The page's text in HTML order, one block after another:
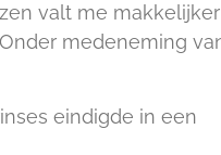
valt me
medeneming
eindigde in een